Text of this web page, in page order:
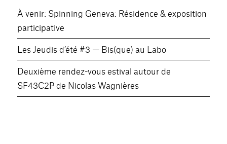
À venir: Spinning Geneva: Résidence & exposition
participative
Les Jeudis d’été #3 — Bis(que) au Labo
Deuxième rendez-vous estival autour de
SF43C2P de Nicolas Wagnières